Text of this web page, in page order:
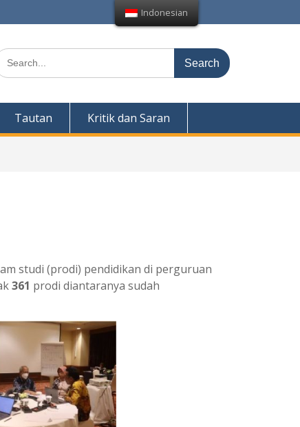
Tautan Kritik dan Saran
studi (prodi) pendidikan di perguruan
361 prodi diantaranya sudah
Indonesian